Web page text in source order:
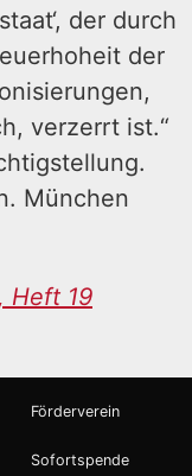
der durch
der
verzerrt ist.“
München
Heft 19
Förderverein
Sofortspende